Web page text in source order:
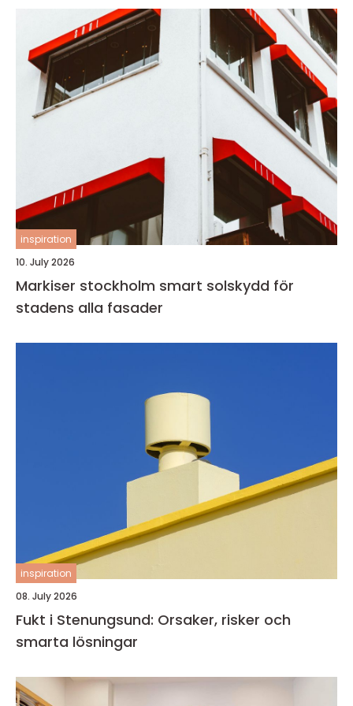
inspiration
10. July 2026
Markiser stockholm smart solskydd för
stadens alla fasader
inspiration
08. July 2026
Fukt i Stenungsund: Orsaker, risker och
smarta lösningar